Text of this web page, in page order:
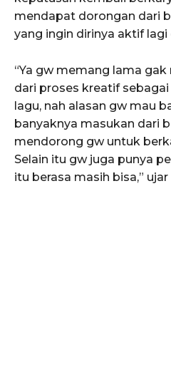
mendapat dorongan dari
yang ingin dirinya aktif lagi
“Ya gw memang lama
dari proses kreatif
lagu, nah alasan gw mau
banyaknya masukan dari
mendorong gw untuk
Selain itu gw juga punya
itu berasa masih bisa,”